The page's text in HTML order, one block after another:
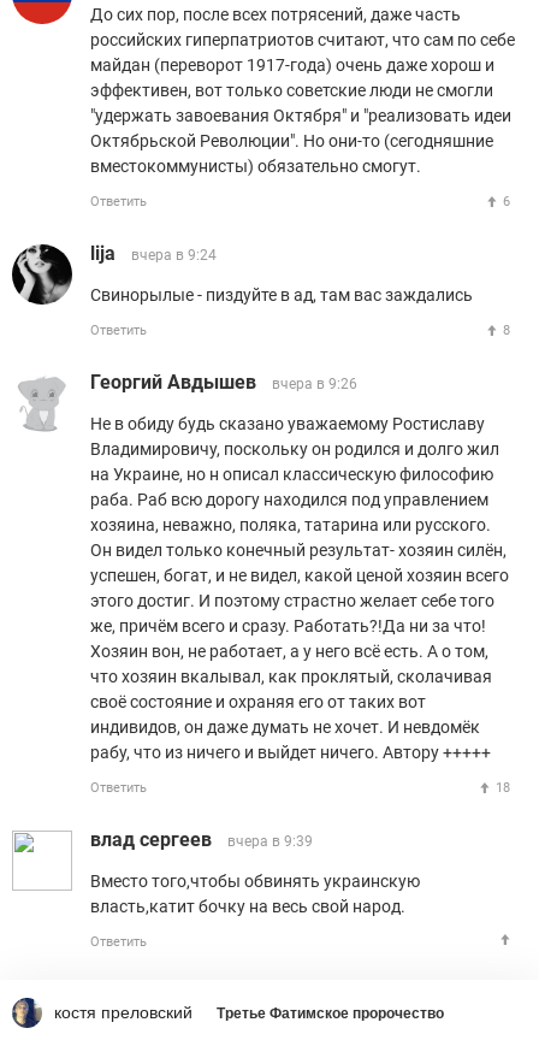
костя преловский Третье Фатимское пророчество
До сих пор, после всех потрясений, даже часть
российских гиперпатриотов считают, что сам по себе
майдан (переворот 1917-года) очень даже хорош и
эффективен, вот только советские люди не смогли
"удержать завоевания Октября" и "реализовать идеи
Октябрьской Революции". Но они-то (сегодняшние
вместокоммунисты) обязательно смогут.
Ответить 6
lija вчера в 9:24
Свинорылые - пиздуйте в ад, там вас заждались
Ответить 8
Георгий Авдышев вчера в 9:26
Не в обиду будь сказано уважаемому Ростиславу
Владимировичу, поскольку он родился и долго жил
на Украине, но н описал классическую философию
раба. Раб всю дорогу находился под управлением
хозяина, неважно, поляка, татарина или русского.
Он видел только конечный результат- хозяин силён,
успешен, богат, и не видел, какой ценой хозяин всего
этого достиг. И поэтому страстно желает себе того
же, причём всего и сразу. Работать?!Да ни за что!
Хозяин вон, не работает, а у него всё есть. А о том,
что хозяин вкалывал, как проклятый, сколачивая
своё состояние и охраняя его от таких вот
индивидов, он даже думать не хочет. И невдомёк
рабу, что из ничего и выйдет ничего. Автору +++++
Ответить 18
влад сергеев вчера в 9:39
Вместо того,чтобы обвинять украинскую
власть,катит бочку на весь свой народ.
Ответить